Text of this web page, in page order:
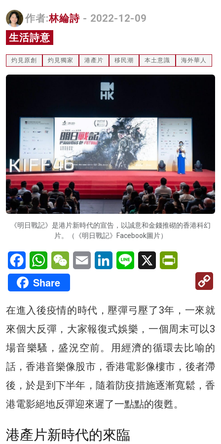
名家榜
灼見活動
作者:林綸詩 - 2022-12-09
生活詩意
灼見原創 灼見獨家 港產片 移民潮 本土意識 海外華人
《明日戰記》是港片新時代的宣告，以誠意和金錢推砌的香港科幻
片。（《明日戰記》Facebook圖片）
FacebookWhatsAppWeChatEmail LinkedInLine X
Share
在進入後疫情的時代，壓彈弓壓了3年，一來就
來個大反彈，大家報復式娛樂，一個周末可以3
場音樂騷，盛況空前。用經濟的循環去比喻的
話，香港音樂像股市，香港電影像樓市，後者滯
後，於是到下半年，隨着防疫措施逐漸寬鬆，香
港電影絕地反彈迎來遲了一點點的復甦。
港產片新時代的來臨